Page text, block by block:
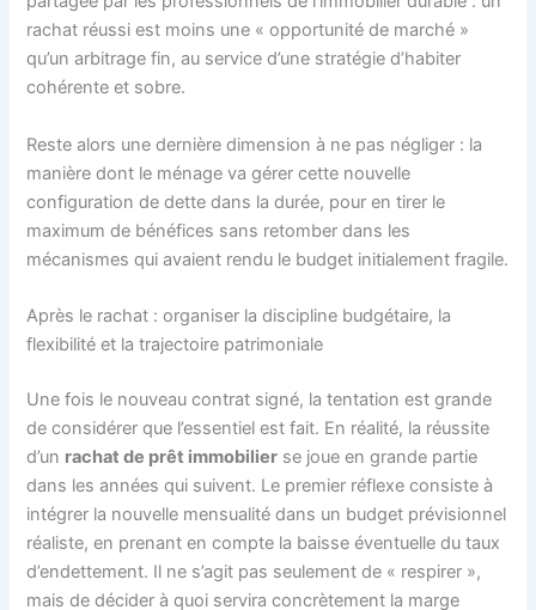
rachat réussi est moins une « opportunité de marché »
qu’un arbitrage fin, au service d’une stratégie d’habiter
cohérente et sobre.
Reste alors une dernière dimension à ne pas négliger : la
manière dont le ménage va gérer cette nouvelle
configuration de dette dans la durée, pour en tirer le
maximum de bénéfices sans retomber dans les
mécanismes qui avaient rendu le budget initialement fragile.
Après le rachat : organiser la discipline budgétaire, la
flexibilité et la trajectoire patrimoniale
Une fois le nouveau contrat signé, la tentation est grande
de considérer que l’essentiel est fait. En réalité, la réussite
d’un rachat de prêt immobilier se joue en grande partie
dans les années qui suivent. Le premier réflexe consiste à
intégrer la nouvelle mensualité dans un budget prévisionnel
réaliste, en prenant en compte la baisse éventuelle du taux
d’endettement. Il ne s’agit pas seulement de « respirer »,
mais de décider à quoi servira concrètement la marge